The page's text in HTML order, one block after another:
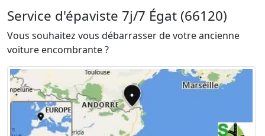
Service d'épaviste 7j/7 Égat (66120)
Vous souhaitez vous débarrasser de votre ancienne
voiture encombrante ?